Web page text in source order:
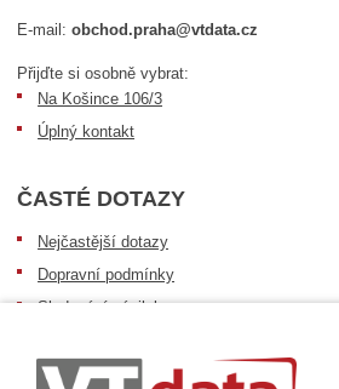
E-mail:obchod.praha@vtdata.cz
Přijďte si osobně vybrat:
Na Košince 106/3
Úplný kontakt
ČASTÉ DOTAZY
Nejčastější dotazy
Dopravní podmínky
Sledování zásilek
Informace k dostupnosti zboží